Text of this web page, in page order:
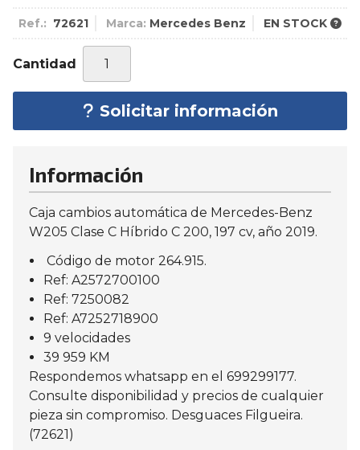
Ref.: 72621 Marca: Mercedes Benz EN STOCK
Cantidad
Solicitar información
Información
Caja cambios automática de Mercedes-Benz
W205 Clase C Híbrido C 200, 197 cv, año 2019.
Código de motor 264.915.
Ref: A2572700100
Ref: 7250082
Ref: A7252718900
9 velocidades
39 959 KM
Respondemos whatsapp en el 699299177.
Consulte disponibilidad y precios de cualquier
pieza sin compromiso. Desguaces Filgueira.
(72621)